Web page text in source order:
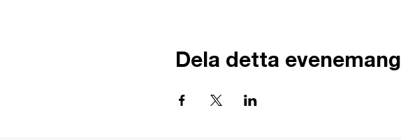
Dela detta evenemang